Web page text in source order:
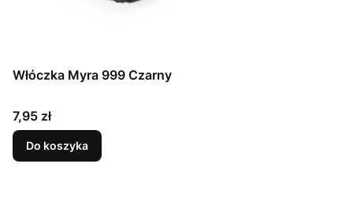
Włóczka Myra 999 Czarny
Cena
7,95 zł
Do koszyka